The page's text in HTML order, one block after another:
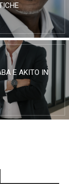
E AKITO IN